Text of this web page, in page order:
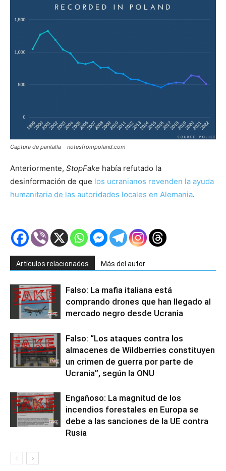
Captura de pantalla – notesfrompoland.com
Anteriormente, StopFake había refutado la
desinformación de que los ucranianos revenden la ayuda
humanitaria de las autoridades locales en Alemania.
Artículos relacionados Más del autor
Falso: La mafia italiana está
comprando drones que han llegado al
mercado negro desde Ucrania
Falso: “Los ataques contra los
almacenes de Wildberries constituyen
un crimen de guerra por parte de
Ucrania”, según la ONU
Engañoso: La magnitud de los
incendios forestales en Europa se
debe a las sanciones de la UE contra
Rusia